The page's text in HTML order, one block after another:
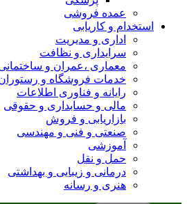
عمده فروشی
استخدام و کاریابی
اداری و مدیریت
سرایداری و نظافت
معماری ،عمران و ساختمانی
خدمات فروشگاه و رستوران
رایانه و فناوری اطلاعات
مالی و حسابداری و حقوقی
بازاریابی و فروش
صنعتی و فنی و مهندسی
آموزشی
حمل و نقل
درمانی و زیبایی و بهداشتی
هنری و رسانه